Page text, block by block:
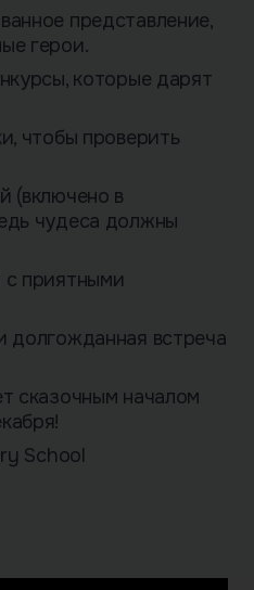
представление,
герои.
которые дарят
чтобы проверить
(включено в
чудеса должны
с приятными
долгожданная встреча
сказочным началом
School